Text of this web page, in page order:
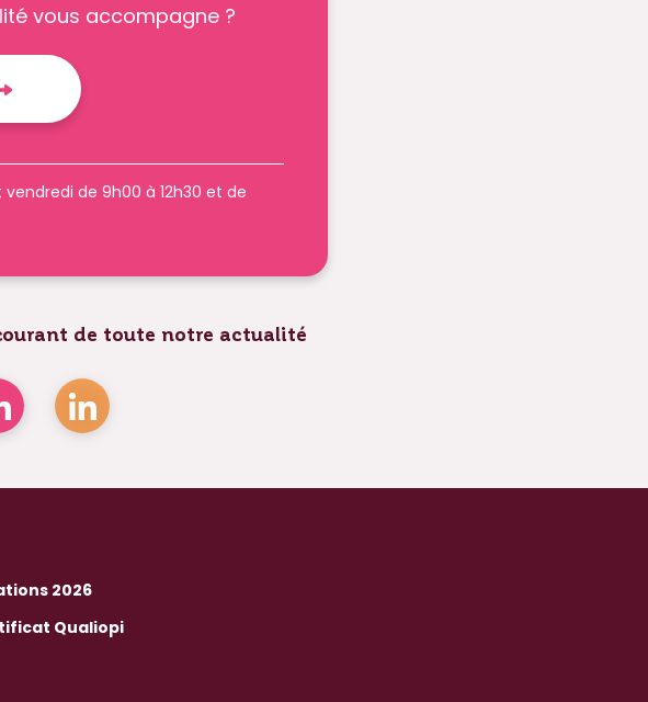
vous accompagne ?
de 9h00 à 12h30 et de
de toute notre actualité
2026
Qualiopi